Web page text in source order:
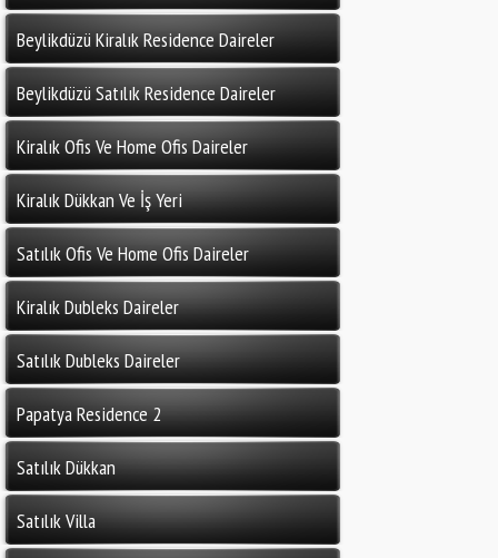
Beylikdüzü Kiralık Residence Daireler
Beylikdüzü Satılık Residence Daireler
Kiralık Ofis Ve Home Ofis Daireler
Kiralık Dükkan Ve İş Yeri
Satılık Ofis Ve Home Ofis Daireler
Kiralık Dubleks Daireler
Satılık Dubleks Daireler
Papatya Residence 2
Satılık Dükkan
Satılık Villa